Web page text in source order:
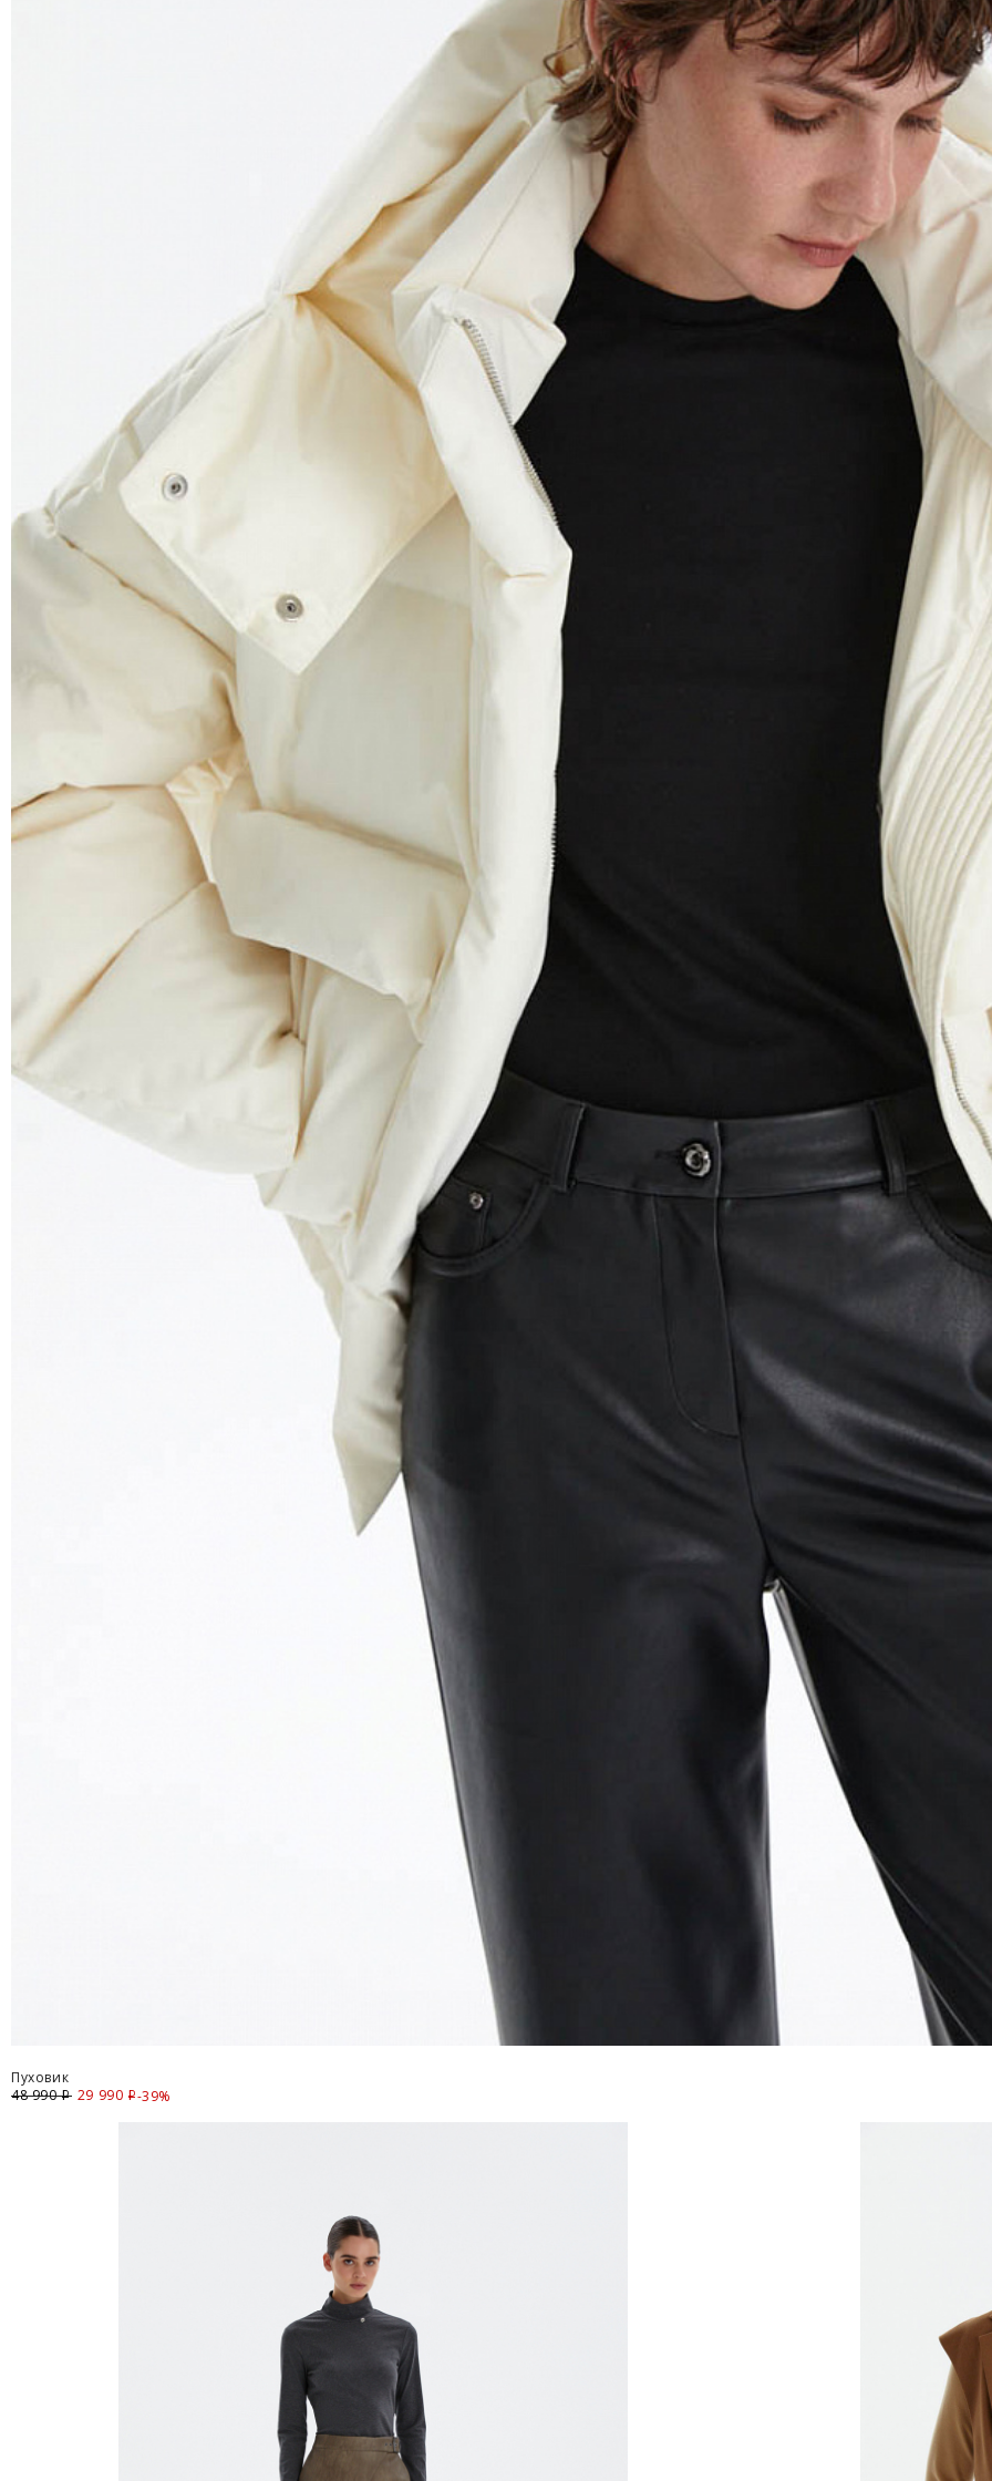
Пуховик
48 990i 29 990 iСкидка
-39%
ТАБЛИЦА РАЗМЕРОВ
Российский размер/
48/L 50/XL
Обхват груди (см) 100
80-82 84-86
Обхват бедер (см) 104
Обхват груди
— измеряют строго в
горизонтальной плоскости, те сантиметровая
лента параллельно полу, спереди лента
проходит через выступающие точки грудных
Обхват талии
— измеряют в горизонтальной
плоскости, измерительная лента проходит над
пупком, там где самое узкое место фигуры.
Обхват бёдер
— измеряют в горизонтальной
плоскости по наиболее выступающим точкам
ягодиц.
Максимальный объём заказа ограничен стандартной коробкой 40x30x20см. Обычно это не
удлинённый пуховик. Если вы хотите заказать больше — то наши менеджеры всё посчитают и
каждый заказ будет оплачиваться отдельно, но всё приедет вместе в один день.
Курьер предварительно созванивается с вами, чтобы согласовать детали по доставке заказа.
Вы имеете право открыть заказ до оплаты, проверить соответствие заказа и качество, а
этой опцией. На примерку отводится 15 минут.
Доставка не оплачивается, если товар не соответствует данным вашего заказа (размер,
При отказе от заказа не по вине продавца стоимость доставки оплачивается.
Тариф рассчитывается в корзине и в форме на странице - достаточно ввести город.
Чтобы узнать стоимость доставки, введите название города:
Курьерская доставка Dalli 200 руб.
Самовывоз из пункта выдачи СДЭК 100 руб.
Перемещение товара, участвующего в Sale, с магазинов в Москве на фирменные магазины
Москву также запрещено).
Для доставки в магазины-партнеры (франчайзинг) доступно 4 единицы товара.
Часть товаров со скидкой не доступны для самовывоза из магазина партнера. Такой товар
адресную доставку или в ПВЗ.
Срок доставки товаров в регионы может быть увеличен. Компания "М Ризон" не несет
курьерскими службами.
Москва
Оплата производится в момент получения заказа наличными или банковской картой.
Предварительно на сайте через платежную систему Intellect Money.
Регионы России, Московская обл., Ленинградская обл.
Предварительно на сайте через платежную систему Intellect Money.